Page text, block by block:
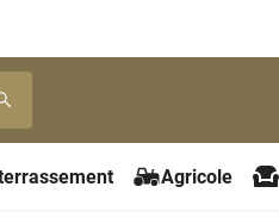
Agricole